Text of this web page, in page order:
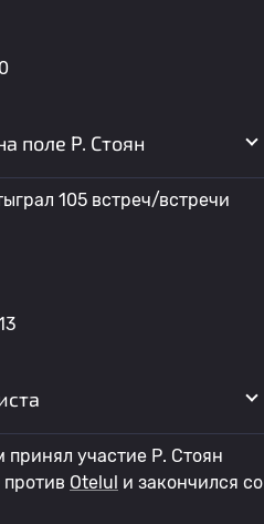
поле Р. Стоян
105 встреч/встречи
принял участие Р. Стоян
против Otelul и закончился со